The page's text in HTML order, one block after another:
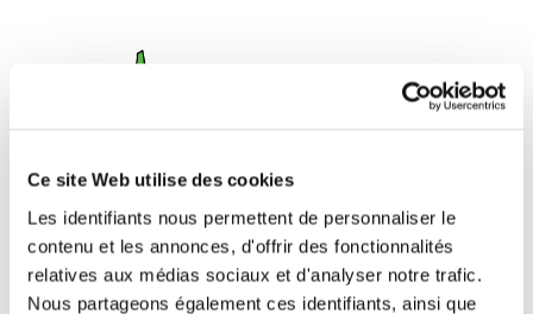
Ce site Web utilise des cookies
Les identifiants nous permettent de personnaliser le
contenu et les annonces, d'offrir des fonctionnalités
relatives aux médias sociaux et d'analyser notre trafic.
Nous partageons également ces identifiants, ainsi que
une a iette